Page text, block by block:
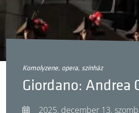
komolyzene, opera, színház
Giordano: Andrea
2025. december 13.